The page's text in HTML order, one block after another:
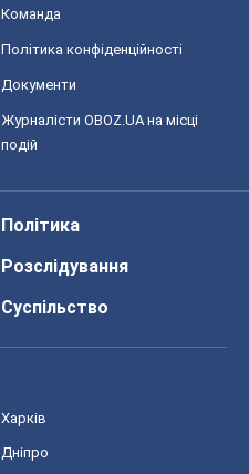
Команда
Політика конфіденційності
Документи
Журналісти OBOZ.UA на місці
подій
Політика
Розслідування
Суспільство
Харків
Дніпро